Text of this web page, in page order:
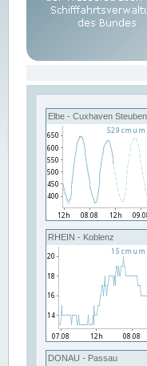
Elbe - Cuxhaven
RHEIN - Koblenz
DONAU - Passau